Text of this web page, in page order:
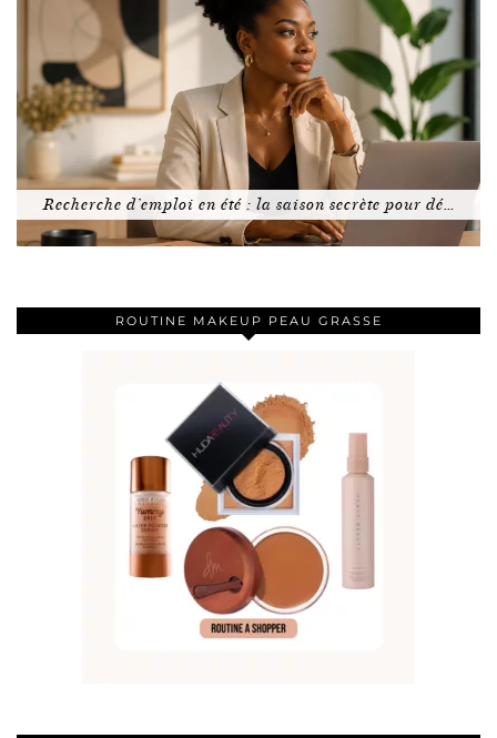
Recherche d’emploi en été : la saison secrète pour dé…
ROUTINE MAKEUP PEAU GRASSE